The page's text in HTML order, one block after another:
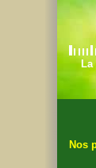
La
Nos